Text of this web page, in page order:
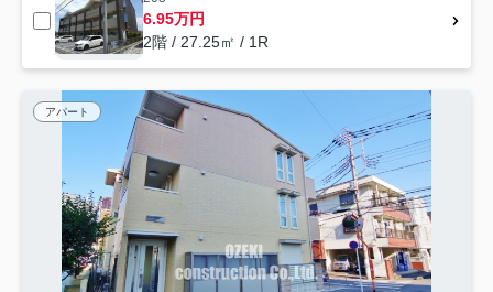
6.95万円
2階 / 27.25㎡ / 1R
アパート